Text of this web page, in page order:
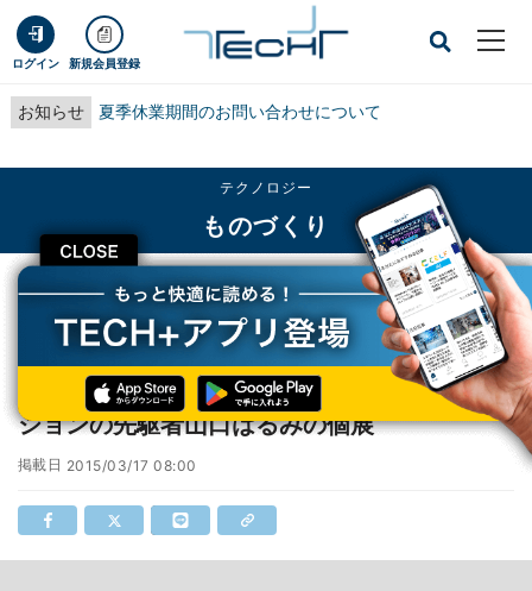
ログイン 新規会員登録
お知らせ 夏季休業期間のお問い合わせについて
CLOSE
テクノロジー
ものづくり
TECH+ テクノロジー
ものづくり
東京都・渋谷でスーパーリアルイラストレーションの先駆者山口はるみの個展
東京都・渋谷でスーパーリアルイラストレー
ションの先駆者山口はるみの個展
掲載日 2015/03/17 08:00